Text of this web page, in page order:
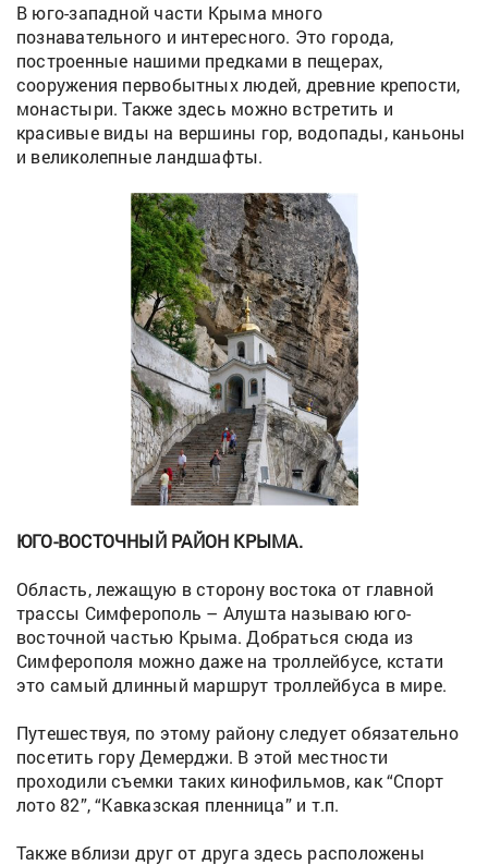
В юго-западной части Крыма много
познавательного и интересного. Это города,
построенные нашими предками в пещерах,
сооружения первобытных людей, древние крепости,
монастыри. Также здесь можно встретить и
красивые виды на вершины гор, водопады, каньоны
и великолепные ландшафты.
ЮГО-ВОСТОЧНЫЙ РАЙОН КРЫМА.
Область, лежащую в сторону востока от главной
трассы Симферополь – Алушта называю юго-
восточной частью Крыма. Добраться сюда из
Симферополя можно даже на троллейбусе, кстати
это самый длинный маршрут троллейбуса в мире.
Путешествуя, по этому району следует обязательно
посетить гору Демерджи. В этой местности
проходили съемки таких кинофильмов, как “Спорт
лото 82”, “Кавказская пленница” и т.п.
Также вблизи друг от друга здесь расположены